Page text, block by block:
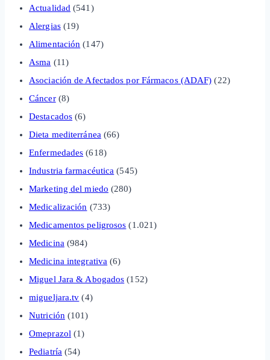
Actualidad (541)
Alergias(19)
Alimentación (147)
Asma (11)
Asociación de Afectados por Fármacos (ADAF) (22)
Cáncer(8)
Destacados (6)
Dieta mediterránea (66)
Enfermedades (618)
Industria farmacéutica (545)
Marketing del miedo (280)
Medicalización (733)
Medicamentos peligrosos (1.021)
Medicina (984)
Medicina integrativa (6)
Miguel Jara & Abogados (152)
migueljara.tv (4)
Nutrición (101)
Omeprazol (1)
Pediatría (54)